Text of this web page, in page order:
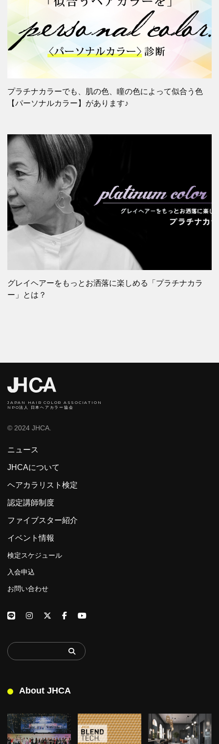
プラチナカラーでも、肌の色、瞳の色によって似合う色
【パーソナルカラー】があります♪
グレイヘアーをもっとお洒落に楽しめる「プラチナカラ
ー」とは？
JAPAN HAIR COLOR ASSOCIATION
NPO法人 日本ヘアカラー協会
© 2024 JHCA.
ニュース
JHCAについて
ヘアカラリスト検定
認定講師制度
ファイブスター紹介
イベント情報
検定スケジュール
入会申込
お問い合わせ
About JHCA